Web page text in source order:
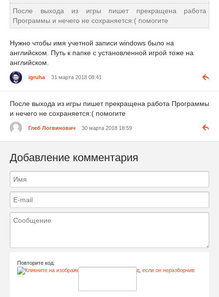
После выхода из игры пишет прекращена работа
Программы и нечего не сохраняется:( помогите
Нужно чтобы имя учетной записи windows было на
английском. Путь к папке с установленной игрой тоже на
английском.
igruha 31 марта 2018 08:41
После выхода из игры пишет прекращена работа Программы
и нечего не сохраняется:( помогите
Глеб Логвинович 30 марта 2018 18:59
Добавление комментария
Повторите код: